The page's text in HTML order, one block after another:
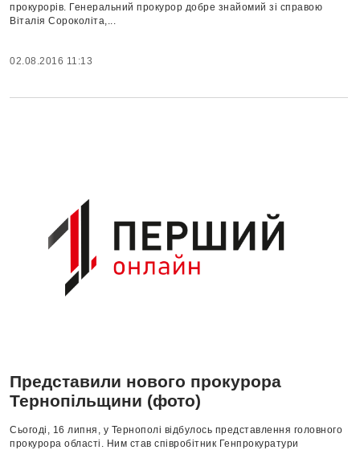
прокурорів. Генеральний прокурор добре знайомий зі справою
Віталія Сороколіта,...
02.08.2016 11:13
Представили нового прокурора
Тернопільщини (фото)
Сьогоді, 16 липня, у Тернополі відбулось представлення головного
прокурора області. Ним став співробітник Генпрокуратури